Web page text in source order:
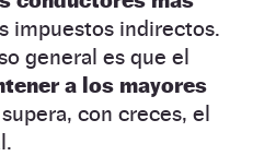
impuestos indirectos.
general es que el
a los mayores
supera, con creces, el